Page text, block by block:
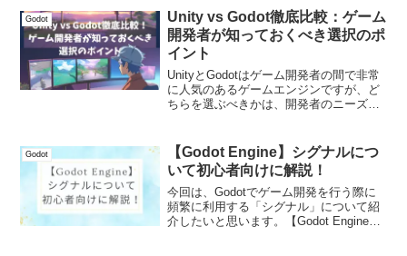
んですかね？3Dプラット...
Godot
Unity vs Godot徹底比較：ゲーム
開発者が知っておくべき選択のポ
イント
UnityとGodotはゲーム開発者の間で非常
に人気のあるゲームエンジンですが、ど
ちらを選ぶべきかは、開発者のニーズや
Godotの違いを機能や使用感、価格、サ
ポー...
Godot
【Godot Engine】シグナルにつ
いて初心者向けに解説！
今回は、Godotでゲーム開発を行う際に
頻繁に利用する「シグナル」について紹
介したいと思います。【Godot Engine】